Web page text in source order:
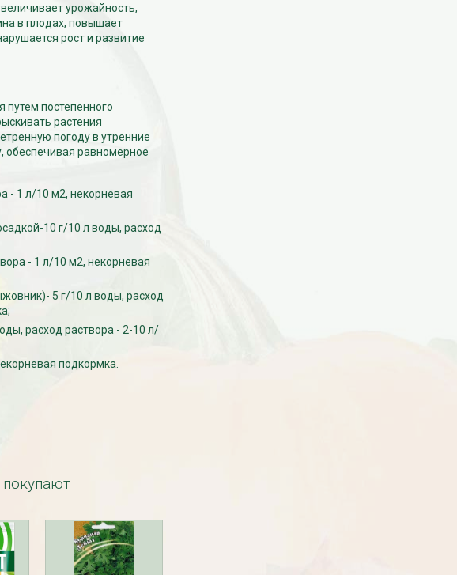
декоративная в кашпо
d21
800
урожайность,
в плодах, повышает
рост и развитие
путем постепенного
растения
погоду в утренние
обеспечивая равномерное
- 1 л/10 м2, некорневая
10 г/10 л воды, расход
- 1 л/10 м2, некорневая
5 г/10 л воды, расход
расход раствора - 2-10 л/
подкормка.